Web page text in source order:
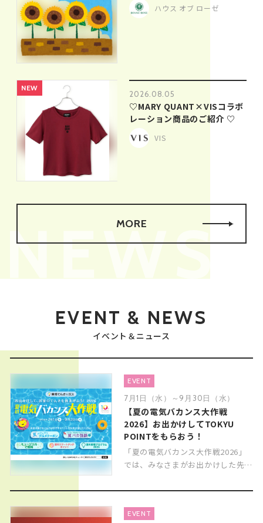
ハウス オブ ローゼ
NEW
NEW
2026.08.05
♡MARY QUANT×VISコラボ
レーション商品のご紹介 ♡
VIS
MORE
EVENT & NEWS
イベント＆ニュース
EVENT
7月1日（水）～9月30日（水）
【夏の電気バカンス大作戦
2026】お出かけしてTOKYU
POINTをもらおう！
「夏の電気バカンス大作戦2026」
では、みなさまがお出かけした先で
ます。
今年はサービス開始10周年を記念
EVENT